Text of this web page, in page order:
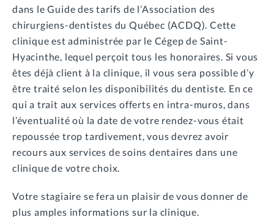
dans le Guide des tarifs de l’Association des
chirurgiens-dentistes du Québec (ACDQ). Cette
clinique est administrée par le Cégep de Saint-
Hyacinthe, lequel perçoit tous les honoraires. Si vous
êtes déjà client à la clinique, il vous sera possible d’y
être traité selon les disponibilités du dentiste. En ce
qui a trait aux services offerts en intra-muros, dans
l’éventualité où la date de votre rendez-vous était
repoussée trop tardivement, vous devrez avoir
recours aux services de soins dentaires dans une
clinique de votre choix.
Votre stagiaire se fera un plaisir de vous donner de
plus amples informations sur la clinique.